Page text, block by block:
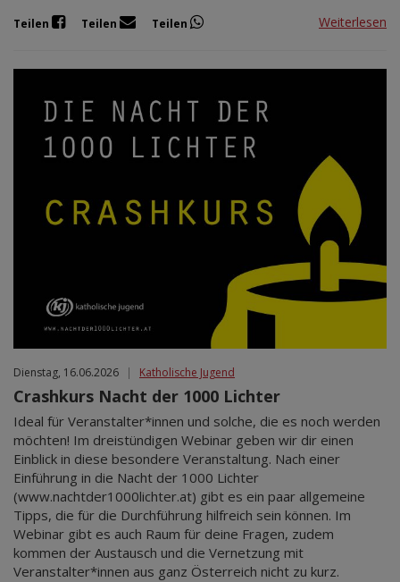
Teilen Teilen Teilen Weiterlesen
Dienstag, 16.06.2026 | Katholische Jugend
Crashkurs Nacht der 1000 Lichter
Ideal für Veranstalter*innen und solche, die es noch werden
möchten! Im dreistündigen Webinar geben wir dir einen
Einblick in diese besondere Veranstaltung. Nach einer
Einführung in die Nacht der 1000 Lichter
(www.nachtder1000lichter.at) gibt es ein paar allgemeine
Tipps, die für die Durchführung hilfreich sein können. Im
Webinar gibt es auch Raum für deine Fragen, zudem
kommen der Austausch und die Vernetzung mit
Veranstalter*innen aus ganz Österreich nicht zu kurz.